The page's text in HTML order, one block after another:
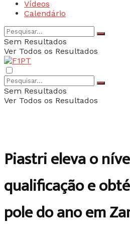
Vídeos
Calendário
Sem Resultados
Ver Todos os Resultados
Sem Resultados
Ver Todos os Resultados
Piastri eleva o
qualificação e
pole do ano em